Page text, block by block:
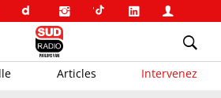
Articles Intervenez